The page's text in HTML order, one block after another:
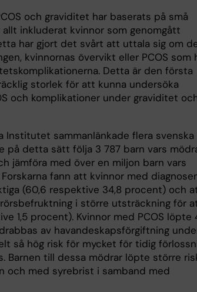
och graviditet har baserats på små
inkluderat kvinnor som genomgått
har gjort det svårt att uttala sig om
kvinnornas övervikt eller PCOS som
Detta är den första
storlek för att kunna undersöka
och komplikationer under graviditet
Institutet sammanlänkade flera svenska
på detta sätt följa 3 787 barn vars
jämföra med över en miljon barn vars
fann att kvinnor med
(60,6 respektive 34,8 procent) och
i större utsträckning för
1,5 procent). Kvinnor med PCOS löpte
av havandeskapsförgiftning
så hög risk för mycket för tidig
Barnen till dessa mödrar löpte större
och med syrebrist i samband med